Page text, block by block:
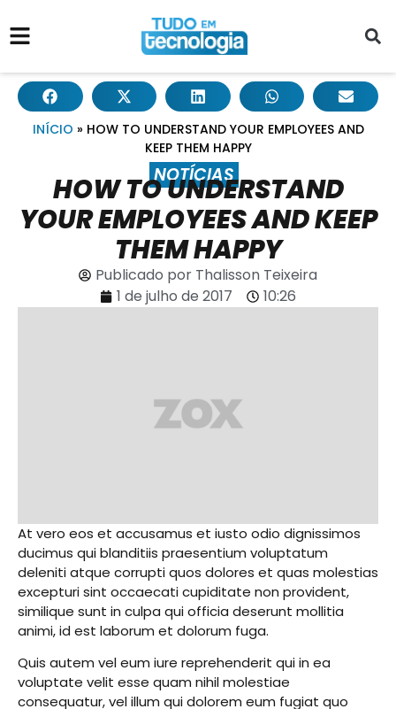
INÍCIO » HOW TO UNDERSTAND YOUR EMPLOYEES AND
KEEP THEM HAPPY
NOTÍCIAS
HOW TO UNDERSTAND
YOUR EMPLOYEES AND KEEP
THEM HAPPY
Publicado por Thalisson Teixeira
1 de julho de 2017
10:26
At vero eos et accusamus et iusto odio dignissimos
ducimus qui blanditiis praesentium voluptatum
deleniti atque corrupti quos dolores et quas molestias
excepturi sint occaecati cupiditate non provident,
similique sunt in culpa qui officia deserunt mollitia
animi, id est laborum et dolorum fuga.
Quis autem vel eum iure reprehenderit qui in ea
voluptate velit esse quam nihil molestiae
consequatur, vel illum qui dolorem eum fugiat quo